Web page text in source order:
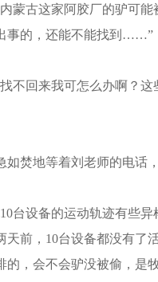
蒙古这家阿胶厂的驴可
事的，还能不能找到……”
回来我可怎么办啊？这
地等着刘老师的电话，
设备的运动轨迹有些异
前，10台设备都没有了
，会不会驴没被偷，是